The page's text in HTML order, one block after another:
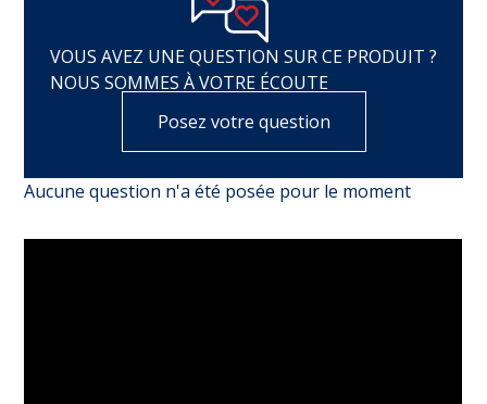
VOUS AVEZ UNE QUESTION SUR CE PRODUIT ?
NOUS SOMMES À VOTRE ÉCOUTE
Posez votre question
Aucune question n'a été posée pour le moment